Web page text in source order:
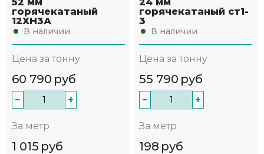
горячекатаный
12ХН3А
В наличии
Цена за тонну
60 790 руб
− +
За метр
1 015 руб
горячекатаный ст1-
3
В наличии
Цена за тонну
55 790 руб
− +
За метр
198 руб